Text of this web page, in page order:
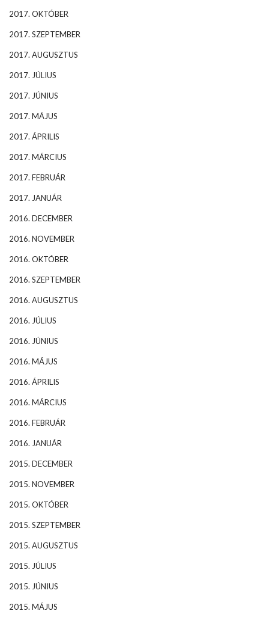
2017. OKTÓBER
2017. SZEPTEMBER
2017. AUGUSZTUS
2017. JÚLIUS
2017. JÚNIUS
2017. MÁJUS
2017. ÁPRILIS
2017. MÁRCIUS
2017. FEBRUÁR
2017. JANUÁR
2016. DECEMBER
2016. NOVEMBER
2016. OKTÓBER
2016. SZEPTEMBER
2016. AUGUSZTUS
2016. JÚLIUS
2016. JÚNIUS
2016. MÁJUS
2016. ÁPRILIS
2016. MÁRCIUS
2016. FEBRUÁR
2016. JANUÁR
2015. DECEMBER
2015. NOVEMBER
2015. OKTÓBER
2015. SZEPTEMBER
2015. AUGUSZTUS
2015. JÚLIUS
2015. JÚNIUS
2015. MÁJUS